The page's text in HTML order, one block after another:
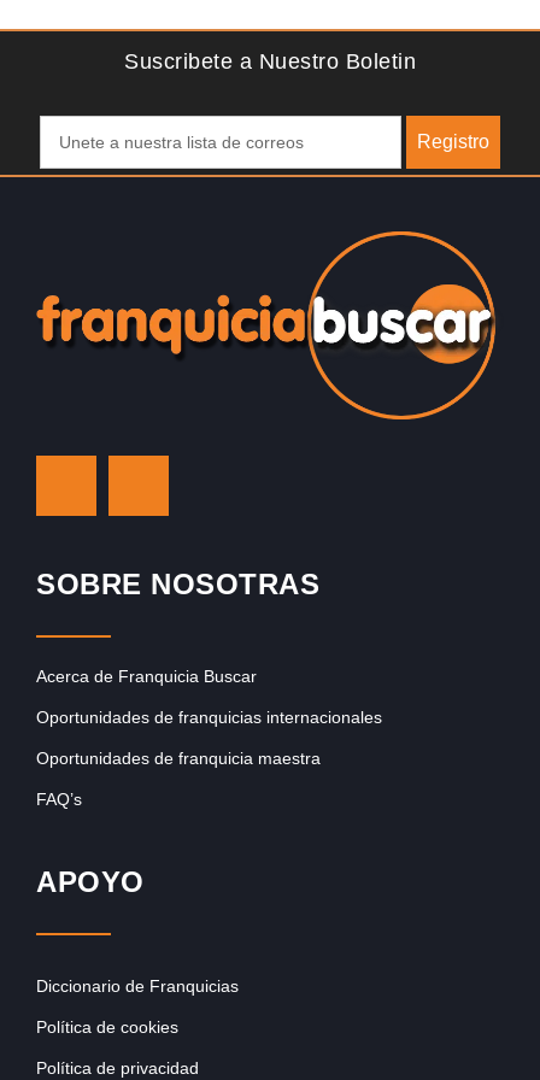
Suscribete a Nuestro Boletin
Registro
SOBRE NOSOTRAS
Acerca de Franquicia Buscar
Oportunidades de franquicias internacionales
Oportunidades de franquicia maestra
FAQ’s
APOYO
Diccionario de Franquicias
Política de cookies
Política de privacidad